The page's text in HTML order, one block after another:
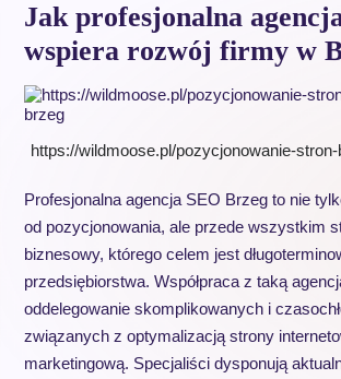
Jak profesjonalna
wspiera rozwój firmy w
https://wildmoose.pl/pozycjonowanie-
Profesjonalna agencja SEO Brzeg to nie
od pozycjonowania, ale przede wszystkim
biznesowy, którego celem jest
przedsiębiorstwa. Współpraca z taką
oddelegowanie skomplikowanych i
związanych z optymalizacją strony
marketingową. Specjaliści dysponują